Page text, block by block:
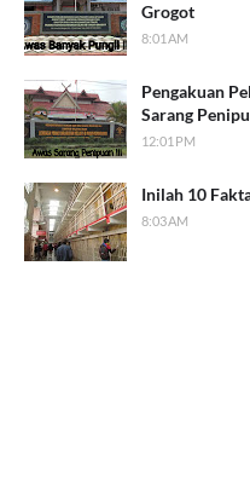
Grogot
8:01 AM
Pengakuan
Sarang
12:01 PM
Inilah 10
8:03 AM